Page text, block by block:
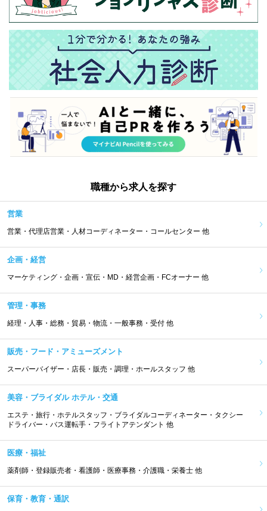
職種から求人を探す
営業
営業・代理店営業・人材コーディネーター・コールセンター 他
企画・経営
マーケティング・企画・宣伝・MD・経営企画・FCオーナー 他
管理・事務
経理・人事・総務・貿易・物流・一般事務・受付 他
販売・フード・アミューズメント
スーパーバイザー・店長・販売・調理・ホールスタッフ 他
美容・ブライダル ホテル・交通
エステ・旅行・ホテルスタッフ・ブライダルコーディネーター・タクシー
ドライバー・バス運転手・フライトアテンダント 他
医療・福祉
薬剤師・登録販売者・看護師・医療事務・介護職・栄養士 他
保育・教育・通訳